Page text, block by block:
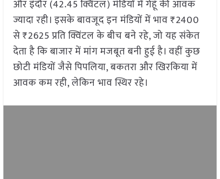
और इंदौर (42.45 क्विंटल) मंडियों में गेहूं की आवक
ज्यादा रही। इसके बावजूद इन मंडियों में भाव ₹2400
से ₹2625 प्रति क्विंटल के बीच बने रहे, जो यह संकेत
देता है कि बाजार में मांग मजबूत बनी हुई है। वहीं कुछ
छोटी मंडियों जैसे पिपलिया, बकतरा और खिरकिया में
आवक कम रही, लेकिन भाव स्थिर रहे।